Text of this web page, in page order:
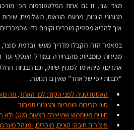
מצד שני, זו גם אחת הפלטפורמות הכי
מנגנוני הוגנות, מניעת הונאות, תשלומים,
איך להביא מספיק מוכרים וקונים כדי שהמכרזים
במאמר הזה תקבלו מדריך מעשי (ברמת מוצר,
אתרים) שיתאימו למגזין שיווק, וגם תבניות
“לבנות יופי של אתר” שאין בו תנועה.
האסטרטגיה לפני הקוד: למי האתר, מה
סוגי מכירות פומביות ומנגנוני תמחור
חוויית משתמש שמייצרת הצעות (UX) ולא רק “עיצוב יפה”
פיצ’רים חובה: קונים, מוכרים, ומנהל